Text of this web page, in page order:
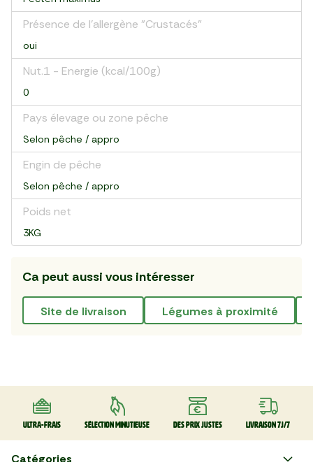
Présence de l'allergène "Crustacés"
oui
Nut.1 - Energie (kcal/100g)
0
Pays élevage ou zone pêche
Selon pêche / appro
Engin de pêche
Selon pêche / appro
Poids net
3KG
Ca peut aussi vous intéresser
site de livraison légumes à proximité
Ultra-frais Sélection minutieuse Des prix justes Livraison 7J/7
Catégories